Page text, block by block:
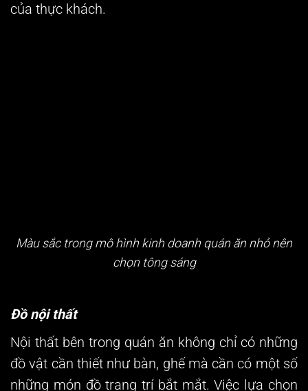
của thực khách.
Màu sắc trong mô hình kinh doanh quán ăn nhỏ nên
chọn tông sáng
Đồ nội thất
Nội thất bên trong quán ăn không chỉ có những
đồ vật cần thiết như bàn, ghế mà cần có một số
những món đồ trang trí bắt mắt. Việc lựa chọn